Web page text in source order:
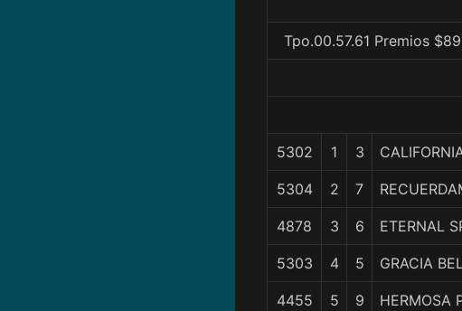
Tpo.00.57.61 Premios
5302 1 3
5304 2 7
4878 3 6 ETERNAL
5303 4 5 GRACIA
4455 5 9 HERMOSA